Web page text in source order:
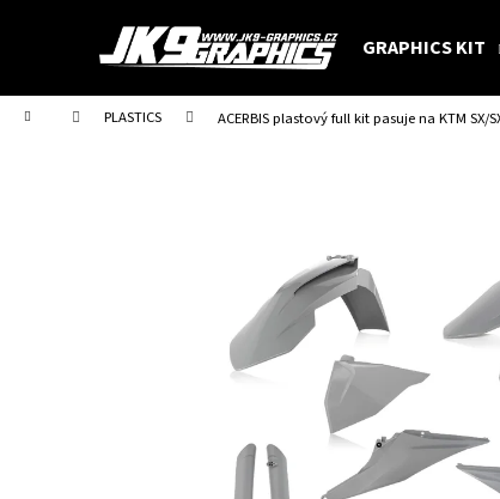
GRAPHICS KIT
Home PLASTICS ACERBIS plastový full kit pasuje na KTM SX/
t
Back
shopping
Back
shopping